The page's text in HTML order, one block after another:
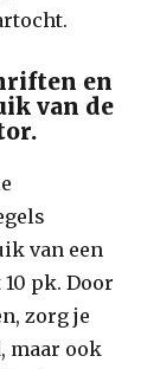
en
van de
van een
pk. Door
zorg je
maar ook